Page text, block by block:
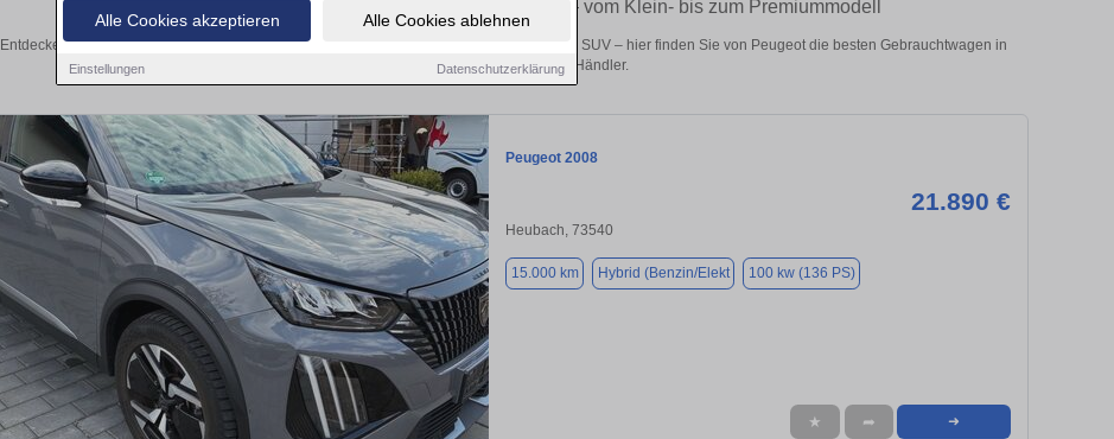
Alle Cookies akzeptieren Alle Cookies ablehnen
Einstellungen Datenschutzerklärung
Finden Sie in Ottenbach Ihren gebrauchten Peugeot – vom Klein- bis zum Premiummodell
Entdecken Sie in Ottenbach gebrauchte Peugeot Fahrzeuge. Von Kleinwagen bis hin zum SUV – hier finden Sie von Peugeot die besten Gebrauchtwagen in
Ottenbach von privat und vom Händler.
Peugeot 2008
21.890 €
Heubach, 73540
15.000 km Hybrid (Benzin/Elekt 100 kw (136 PS)
★ ➦ ➜